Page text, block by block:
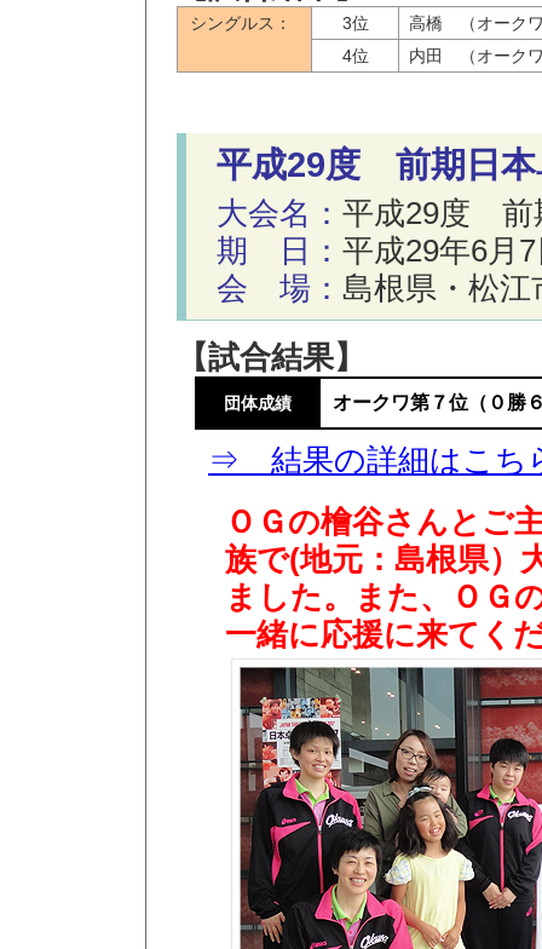
シングルス： 3位
高橋 （オーク
4位
内田 （オーク
平成29度 前期日本
大会名： 平成29度 前
期 日： 平成29年6月
会 場： 島根県・松江
【試合結果】
団体成績 オークワ第７位（０勝
⇒ 結果の詳細はこち
ＯＧの檜谷さんとご
族で(地元：島根県）
ました。また、ＯＧ
一緒に応援に来てく